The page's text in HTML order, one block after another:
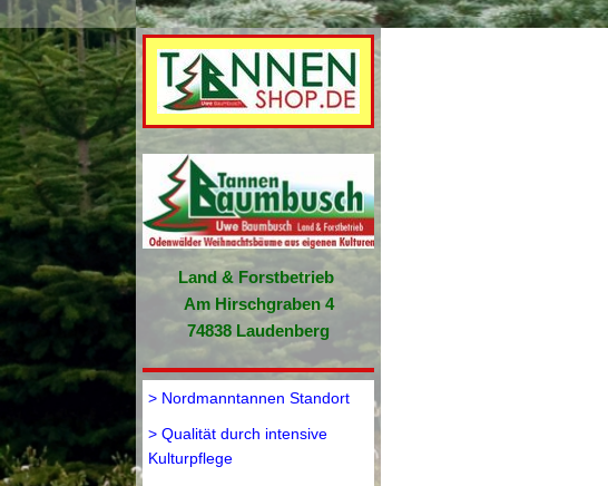
Land & Forstbetrieb
Am Hirschgraben 4
74838 Laudenberg
> Nordmanntannen Standort
> Qualität durch intensive
Kulturpflege